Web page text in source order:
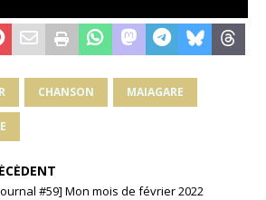
CHANSON MAIAGARE
#59] Mon mois de février 2022